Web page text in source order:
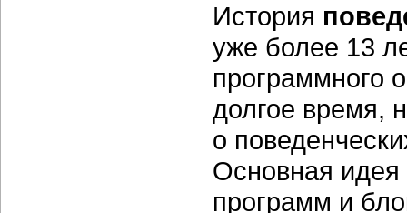
История
уже более 13
программного
долгое время,
о
Основная
программ и